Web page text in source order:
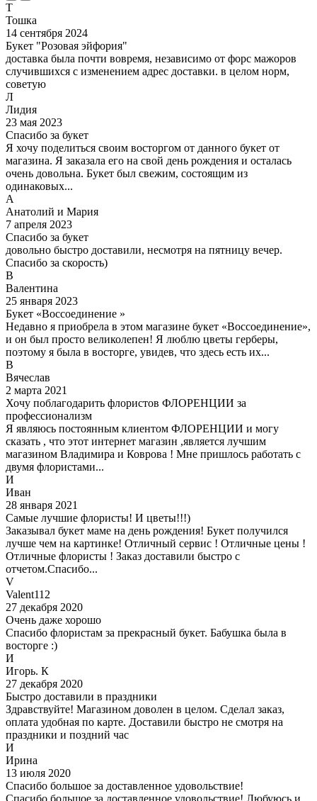
Т
Тошка
14 сентября 2024
Букет "Розовая эйфория"
доставка была почти вовремя, независимо от форс мажоров
случившихся с изменением адрес доставки. в целом норм,
советую
Л
Лидия
23 мая 2023
Спасибо за букет
Я хочу поделиться своим восторгом от данного букет от
магазина. Я заказала его на свой день рождения и осталась
очень довольна. Букет был свежим, состоящим из
одинаковых...
А
Анатолий и Мария
7 апреля 2023
Спасибо за букет
довольно быстро доставили, несмотря на пятницу вечер.
Спасибо за скорость)
В
Валентина
25 января 2023
Букет «Воссоединение »
Недавно я приобрела в этом магазине букет «Воссоединение»,
и он был просто великолепен! Я люблю цветы герберы,
поэтому я была в восторге, увидев, что здесь есть их...
В
Вячеслав
2 марта 2021
Хочу поблагодарить флористов ФЛОРЕНЦИИ за
профессионализм
Я являюсь постоянным клиентом ФЛОРЕНЦИИ и могу
сказать , что этот интернет магазин ,является лучшим
магазином Владимира и Коврова ! Мне пришлось работать с
двумя флористами...
И
Иван
28 января 2021
Самые лучшие флористы! И цветы!!!)
Заказывал букет маме на день рождения! Букет получился
лучше чем на картинке! Отличный сервис ! Отличные цены !
Отличные флористы ! Заказ доставили быстро с
отчетом.Спасибо...
V
Valent112
27 декабря 2020
Очень даже хорошо
Спасибо флористам за прекрасный букет. Бабушка была в
восторге :)
И
Игорь. К
27 декабря 2020
Быстро доставили в праздники
Здравствуйте! Магазином доволен в целом. Сделал заказ,
оплата удобная по карте. Доставили быстро не смотря на
праздники и поздний час
И
Ирина
13 июля 2020
Спасибо большое за доставленное удовольствие!
Спасибо большое за доставленное удовольствие! Любуюсь и